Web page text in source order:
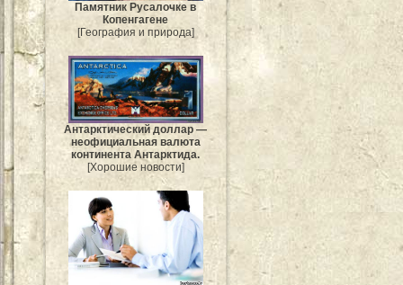
Памятник Русалочке в
Копенгагене
[География и природа]
Антарктический доллар —
неофициальная валюта
континента Антарктида.
[Хорошие новости]